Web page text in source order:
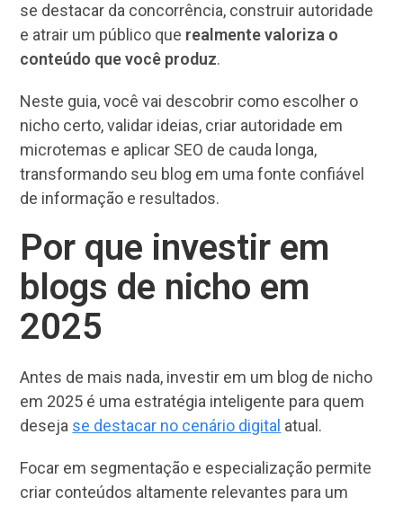
se destacar da concorrência, construir autoridade
e atrair um público que realmente valoriza o
conteúdo que você produz.
Neste guia, você vai descobrir como escolher o
nicho certo, validar ideias, criar autoridade em
microtemas e aplicar SEO de cauda longa,
transformando seu blog em uma fonte confiável
de informação e resultados.
Por que investir em
blogs de nicho em
2025
Antes de mais nada, investir em um blog de nicho
em 2025 é uma estratégia inteligente para quem
deseja se destacar no cenário digital atual.
Focar em segmentação e especialização permite
criar conteúdos altamente relevantes para um